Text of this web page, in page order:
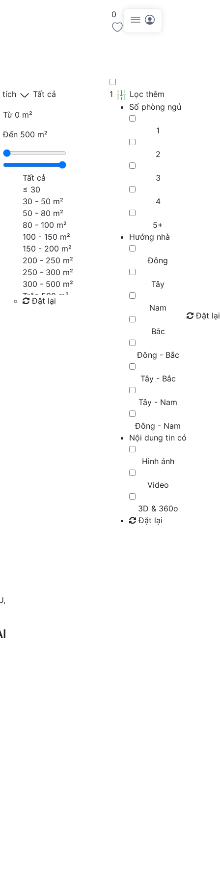
0
tích Tất cả
Từ 0 m²
Đến 500 m²
Tất cả
≤ 30
30 - 50 m²
50 - 80 m²
80 - 100 m²
100 - 150 m²
150 - 200 m²
200 - 250 m²
250 - 300 m²
300 - 500 m²
Trên 500 m²
Đặt lại
1
Lọc thêm
Số phòng ngủ
1
2
3
4
5+
Hướng nhà
Đông
Tây
Nam
Bắc
Đông - Bắc
Tây - Bắc
Tây - Nam
Đông - Nam
Nội dung tin có
Hình ảnh
Video
3D & 360o
Đặt lại
Đặt lại